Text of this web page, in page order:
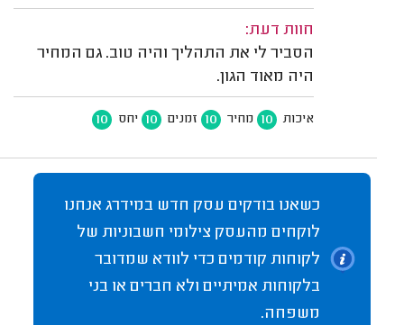
חוות דעת:
הסביר לי את התהליך והיה טוב. גם המחיר
היה מאוד הגון.
איכות 10 מחיר 10 זמנים 10 יחס 10
כשאנו בודקים עסק חדש במידרג אנחנו
לוקחים מהעסק צילומי חשבוניות של
לקוחות קודמים כדי לוודא שמדובר
בלקוחות אמיתיים ולא חברים או בני
משפחה.